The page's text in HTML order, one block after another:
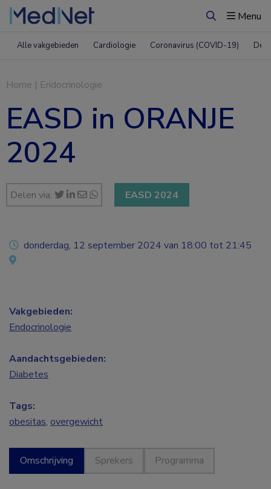
ZoekenMenu
Alle vakgebieden Cardiologie Coronavirus (COVID-19)
Home | Endocrinologie
EASD in ORANJE
2024
Delen via: EASD 2024
Omschrijving Sprekers Programma
donderdag, 12 september 2024 van 18:00 tot 21:45
Vakgebieden:
Endocrinologie
Aandachtsgebieden:
Diabetes
Tags:
obesitas, overgewicht